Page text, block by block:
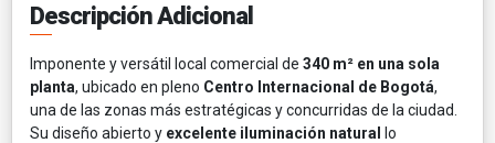
Descripción Adicional
Imponente y versátil local comercial de 340 m² en una sola
planta, ubicado en pleno Centro Internacional de Bogotá,
una de las zonas más estratégicas y concurridas de la ciudad.
Su diseño abierto y excelente iluminación natural
lo